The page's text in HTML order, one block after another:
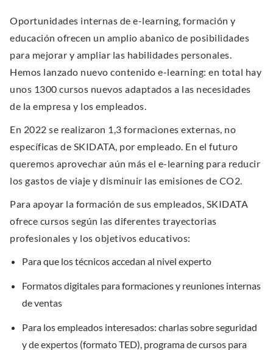
Oportunidades internas de e-learning, formación y
educación ofrecen un amplio abanico de posibilidades
para mejorar y ampliar las habilidades personales.
Hemos lanzado nuevo contenido e-learning: en total hay
unos 1300 cursos nuevos adaptados a las necesidades
de la empresa y los empleados.
En 2022 se realizaron 1,3 formaciones externas, no
específicas de SKIDATA, por empleado. En el futuro
queremos aprovechar aún más el e-learning para reducir
los gastos de viaje y disminuir las emisiones de CO2.
Para apoyar la formación de sus empleados, SKIDATA
ofrece cursos según las diferentes trayectorias
profesionales y los objetivos educativos:
Para que los técnicos accedan al nivel experto
Formatos digitales para formaciones y reuniones internas
de ventas
Para los empleados interesados: charlas sobre seguridad
y de expertos (formato TED), programa de cursos para